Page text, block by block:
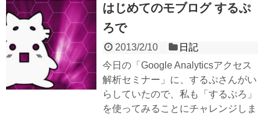
はじめてのモブログ するぷ
ろで
2013/2/10
日記
今日の「Google Analyticsアクセス
解析セミナー」に、するぷさんがい
らしていたので、私も「するぷろ」
を使ってみることにチャレンジしま